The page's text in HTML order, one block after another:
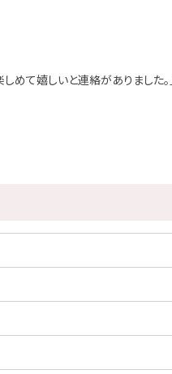
めて嬉しいと連絡がありました